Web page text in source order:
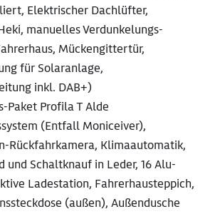
Elektrischer Dachlüfter,
manuelles Verdunkelungs-
Mückengittertür,
für Solaranlage,
inkl. DAB+)
Paket Profila T Alde
(Entfall Moniceiver),
Rückfahrkamera, Klimaautomatik,
und Schaltknauf in Leder, 16 Alu-
Ladestation, Fahrerhausteppich,
(außen), Außendusche